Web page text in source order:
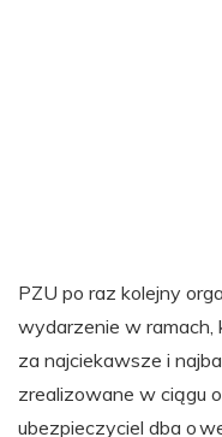
PZU po raz kolejny
wydarzenie w ramach,
za najciekawsze i
zrealizowane w ciągu
ubezpieczyciel dba o